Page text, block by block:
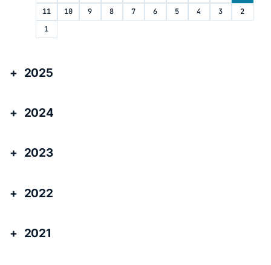
11
10 9 8 7 6 5 4 3
2
1
2025
2024
2023
2022
2021